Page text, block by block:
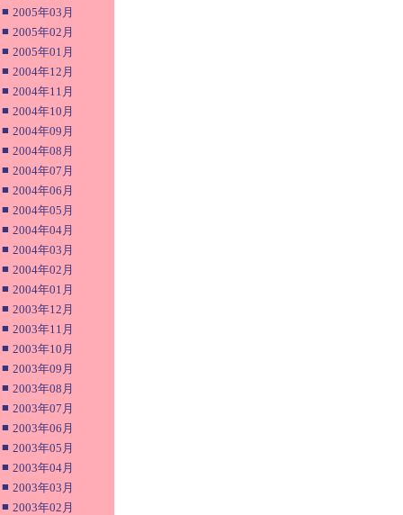
■ 2005年03月
■ 2005年02月
■ 2005年01月
■ 2004年12月
■ 2004年11月
■ 2004年10月
■ 2004年09月
■ 2004年08月
■ 2004年07月
■ 2004年06月
■ 2004年05月
■ 2004年04月
■ 2004年03月
■ 2004年02月
■ 2004年01月
■ 2003年12月
■ 2003年11月
■ 2003年10月
■ 2003年09月
■ 2003年08月
■ 2003年07月
■ 2003年06月
■ 2003年05月
■ 2003年04月
■ 2003年03月
■ 2003年02月